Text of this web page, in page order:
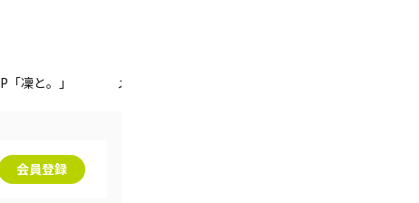
「凜と。」 メルマガ「e-Letter」
会員登録